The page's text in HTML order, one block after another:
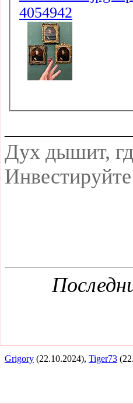
Дух дышит,
Grigory (22.10.2024), Tiger73